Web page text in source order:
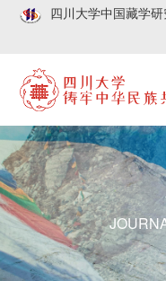
四川大学中国藏学